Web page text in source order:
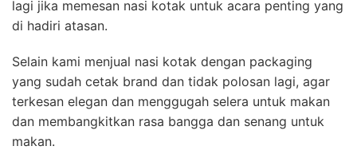
lagi jika memesan nasi kotak untuk acara penting yang
di hadiri atasan.
Selain kami menjual nasi kotak dengan packaging
yang sudah cetak brand dan tidak polosan lagi, agar
terkesan elegan dan menggugah selera untuk makan
dan membangkitkan rasa bangga dan senang untuk
makan.